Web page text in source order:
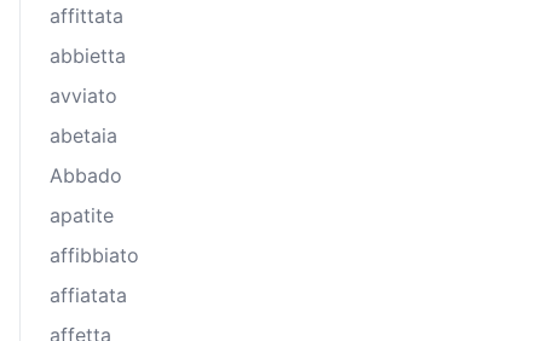
affittata
abbietta
avviato
abetaia
Abbado
apatite
affibbiato
affiatata
affetta